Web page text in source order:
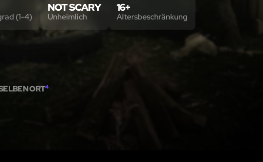
ORT4
(1-4)
NOT SCARY
Unheimlich
16+
Altersbeschränkung